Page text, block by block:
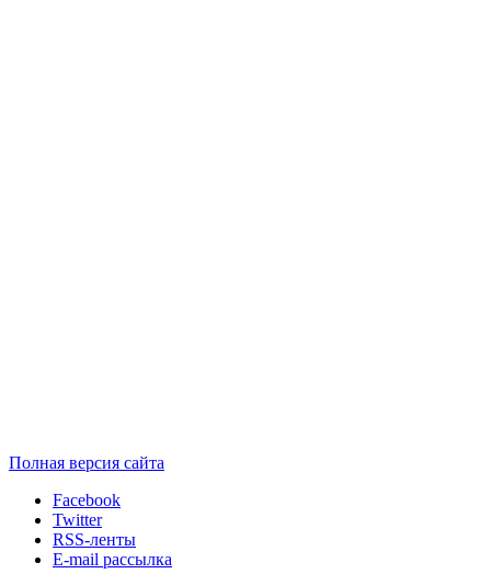
Полная версия сайта
Facebook
Twitter
RSS-ленты
E-mail рассылка